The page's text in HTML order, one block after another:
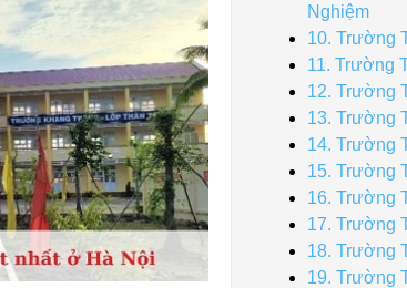
Nghiệm
10. Trường
11. Trường
12. Trường
13. Trường
14. Trường
15. Trường
16. Trường
17. Trường
18. Trường
19. Trường